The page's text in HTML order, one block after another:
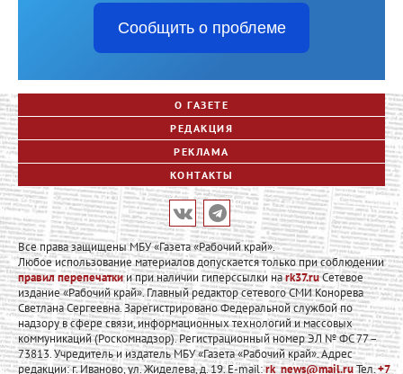
Сообщить о проблеме
О ГАЗЕТЕ
РЕДАКЦИЯ
РЕКЛАМА
КОНТАКТЫ
Все права защищены МБУ «Газета «Рабочий край».
Любое использование материалов допускается только при соблюдении
правил перепечаткии при наличии гиперссылки наrk37.ruСетевое
издание «Рабочий край». Главный редактор сетевого СМИ Конорева
Светлана Сергеевна. Зарегистрировано Федеральной службой по
надзору в сфере связи, информационных технологий и массовых
коммуникаций (Роскомнадзор). Регистрационный номер ЭЛ № ФС 77 –
73813. Учредитель и издатель МБУ «Газета «Рабочий край». Адрес
редакции: г. Иваново, ул. Жиделева, д. 19. E-mail:rk_news@mail.ruТел.+7